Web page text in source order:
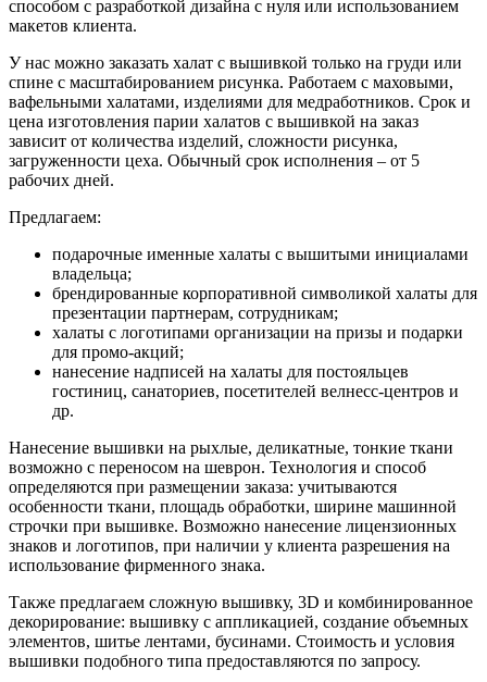
способом с разработкой дизайна с нуля или использованием
макетов клиента.
У нас можно заказать халат с вышивкой только на груди или
спине с масштабированием рисунка. Работаем с маховыми,
вафельными халатами, изделиями для медработников. Срок и
цена изготовления парии халатов с вышивкой на заказ
зависит от количества изделий, сложности рисунка,
загруженности цеха. Обычный срок исполнения – от 5
рабочих дней.
Предлагаем:
подарочные именные халаты с вышитыми инициалами
владельца;
брендированные корпоративной символикой халаты для
презентации партнерам, сотрудникам;
халаты с логотипами организации на призы и подарки
для промо-акций;
нанесение надписей на халаты для постояльцев
гостиниц, санаториев, посетителей велнесс-центров и
др.
Нанесение вышивки на рыхлые, деликатные, тонкие ткани
возможно с переносом на шеврон. Технология и способ
определяются при размещении заказа: учитываются
особенности ткани, площадь обработки, ширине машинной
строчки при вышивке. Возможно нанесение лицензионных
знаков и логотипов, при наличии у клиента разрешения на
использование фирменного знака.
Также предлагаем сложную вышивку, 3D и комбинированное
декорирование: вышивку с аппликацией, создание объемных
элементов, шитье лентами, бусинами. Стоимость и условия
вышивки подобного типа предоставляются по запросу.